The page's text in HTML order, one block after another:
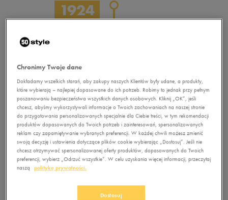
1924
Adolf Dassler postanawia
wraz z bratem otworzyć
spółkę pod nazwą
Gebruder Dassler
Schuhfabrik i rozpoczyna
tworzenie pierwszych,
unikalnych butów.
Oczywiście od początku
skupia się na
sportowcach. Pierwsze
działania braci Dassler to
prawdziwy popis
kreatywności! Obuwie
Pierwszy sukces
sportowców na Igrzyskach
Olimpijskich zdobyty w
butach Dasslerów.
Pamiętny moment
ustanowienia rekordu
świata w biegu kobiet na
800 metrów przez Linę
Chronimy Twoje dane
Dokładamy wszelkich starań, aby zakupy naszych Klientów były udane, a produkty,
które wybierają – najlepiej dopasowane do ich potrzeb. Robimy to jednak przy pełnym
poszanowaniu bezpieczeństwa wszystkich danych osobowych. Kliknij „OK”, jeśli
chcesz, abyśmy wykorzystywali informacje o Twoich zachowaniach na naszej stronie
do przygotowania personalizowanych specjalnie dla Ciebie treści, w tym rekomendacji
produktów dopasowanych do Twoich potrzeb i zainteresowań, spersonalizowanych
reklam czy zapamiętywanie wybranych preferencji. W każdej chwili możesz zmienić
swoją decyzję i ustawienia dotyczące plików cookie wybierając „Dostosuj”. Jeśli nie
chcesz otrzymywać spersonalizowanej oferty produktów, dopasowanych do Twoich
preferencji, wybierz „Odrzuć wszystkie”. W celu uzyskania więcej informacji, przeczytaj
naszą
politykę prywatności.
Dostosuj